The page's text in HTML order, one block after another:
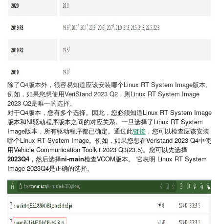
除了Q4版本外，很容易知道应该安装哪个Linux RT System Image版本。
例如，如果您想使用VeriStand 2023 Q2，则Linux RT System Image
2023 Q2是唯一的选择。
对于Q4版本，您有多个选择。因此，您必须知道Linux RT System Image
版本和NI驱动程序版本之间的对应关系。一旦选择了Linux RT System
Image版本，所有驱动程序都已确定。通过此链接 ，您可以检查应该安装
哪个Linux RT System Image。例如，如果您想在Veristand 2023 Q4中使
用Vehicle Communication Toolkit 2023 Q3(23.5)。您可以先选择
2023Q4 ，然后选择ni-main检查VCOM版本。 它表明 Linux RT System
Image 2023Q4是正确的选择。